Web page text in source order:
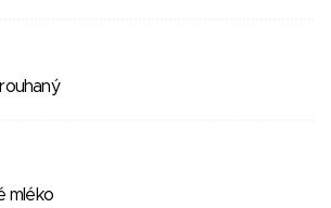
mléko